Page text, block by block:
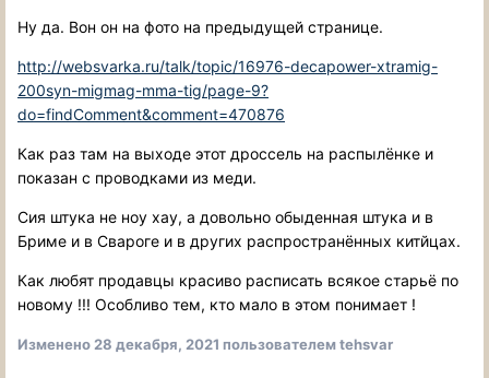
Ну да. Вон он на фото на предыдущей странице.
http://websvarka.ru/talk/topic/16976-decapower-xtramig-
200syn-migmag-mma-tig/page-9?
do=findComment&comment=470876
Как раз там на выходе этот дроссель на распылёнке и
показан с проводками из меди.
Сия штука не ноу хау, а довольно обыденная штука и в
Бриме и в Свароге и в других распространённых китйцах.
Как любят продавцы красиво расписать всякое старьё по
новому !!! Особливо тем, кто мало в этом понимает !
Изменено 28 декабря, 2021 пользователем tehsvar